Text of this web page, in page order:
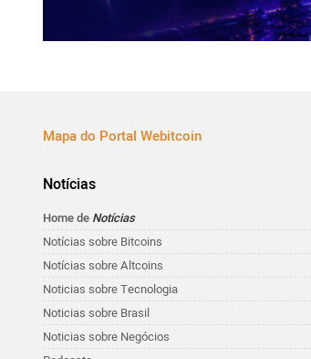
Mapa do Portal Webitcoin
Notícias
Home de Notícias
Notícias sobre Bitcoins
Notícias sobre Altcoins
Noticias sobre Tecnologia
Noticias sobre Brasil
Noticias sobre Negócios